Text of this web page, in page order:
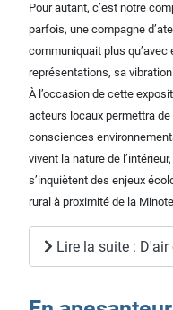
Pour autant, c’est notre
parfois, une compagne
communiquait plus
représentations, sa
À l’occasion de cette
acteurs locaux permettra
consciences
vivent la nature de
s’inquiètent des enjeux
rural à proximité de la
Lire la suite : D'air